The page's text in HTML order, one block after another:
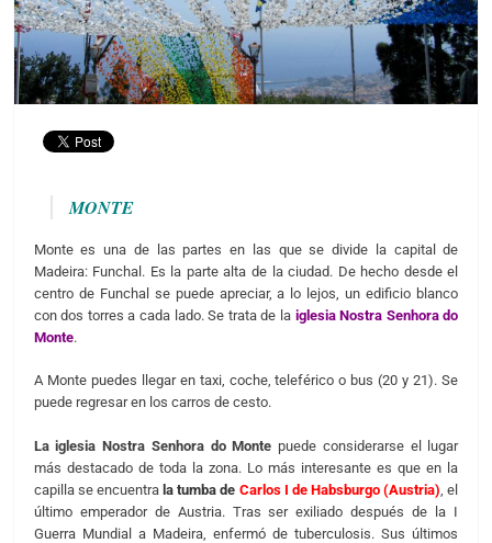
MONTE
Monte es una de las partes en las que se divide la capital de
Madeira: Funchal. Es la parte alta de la ciudad. De hecho desde el
centro de Funchal se puede apreciar, a lo lejos, un edificio blanco
con dos torres a cada lado. Se trata de la iglesia Nostra Senhora do
Monte.
A Monte puedes llegar en taxi, coche, teleférico o bus (20 y 21). Se
puede regresar en los carros de cesto.
La iglesia Nostra Senhora do Monte puede considerarse el lugar
más destacado de toda la zona. Lo más interesante es que en la
capilla se encuentrala tumba de Carlos I de Habsburgo (Austria) , el
último emperador de Austria. Tras ser exiliado después de la I
Guerra Mundial a Madeira, enfermó de tuberculosis. Sus últimos